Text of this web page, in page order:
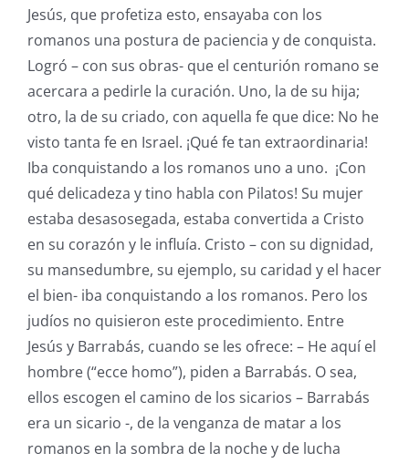
Jesús, que profetiza esto, ensayaba con los
romanos una postura de paciencia y de conquista.
Logró – con sus obras- que el centurión romano se
acercara a pedirle la curación. Uno, la de su hija;
otro, la de su criado, con aquella fe que dice: No he
visto tanta fe en Israel. ¡Qué fe tan extraordinaria!
Iba conquistando a los romanos uno a uno. ¡Con
qué delicadeza y tino habla con Pilatos! Su mujer
estaba desasosegada, estaba convertida a Cristo
en su corazón y le influía. Cristo – con su dignidad,
su mansedumbre, su ejemplo, su caridad y el hacer
el bien- iba conquistando a los romanos. Pero los
judíos no quisieron este procedimiento. Entre
Jesús y Barrabás, cuando se les ofrece: – He aquí el
hombre (“ecce homo”), piden a Barrabás. O sea,
ellos escogen el camino de los sicarios – Barrabás
era un sicario -, de la venganza de matar a los
romanos en la sombra de la noche y de lucha